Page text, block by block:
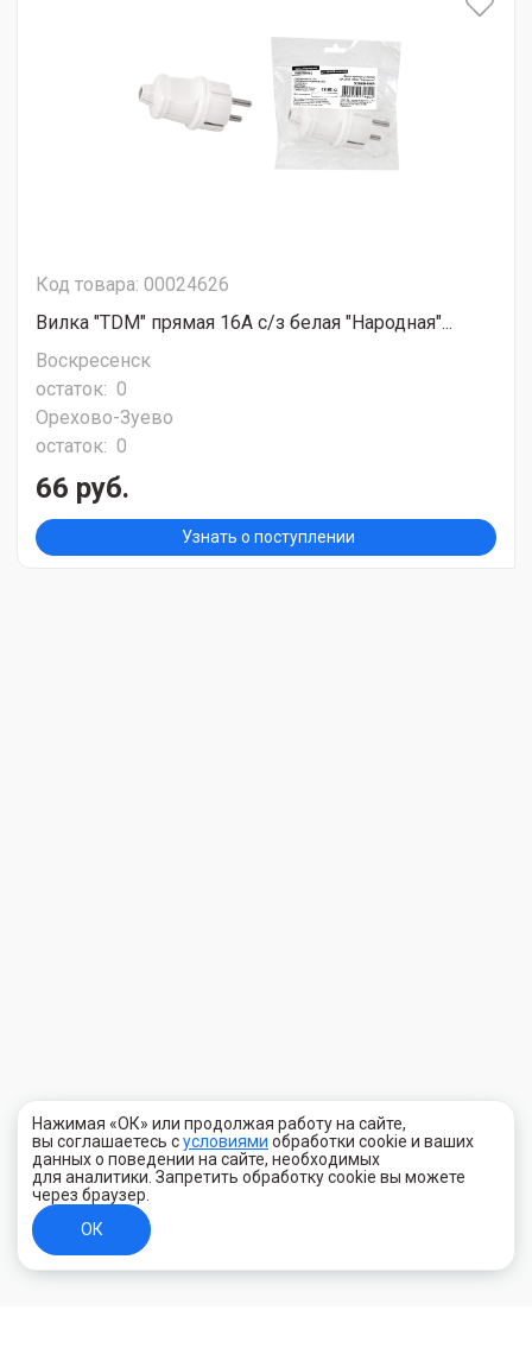
Код товара: 00024626
Вилка "TDM" прямая 16А с/з белая "Народная"...
Воскресенск
остаток: 0
Орехово-Зуево
остаток: 0
66 руб.
Узнать о поступлении
Нажимая «ОК» или продолжая работу на сайте,
вы соглашаетесь сусловиями обработки cookie и ваших
данных о поведении на сайте, необходимых
для аналитики. Запретить обработку cookie вы можете
через браузер.
ОК